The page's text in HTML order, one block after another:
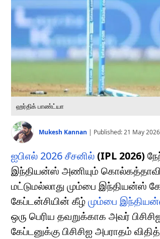
ஹர்திக் பாண்ட்யா
Mukesh Kannan | Published:21 May
ஐபிஎல் 2026 சீசனில்(IPL 2026)
இந்தியன்ஸ் அணியும்
மட்டுமல்லாது மும்பை இந்தியன்ஸ்
கேப்டன்சியின் கீழ்மும்பை
ஒரு பெரிய தவறுக்காக அவர்
கேப்டனுக்கு பிசிசிஐ அபராதம்